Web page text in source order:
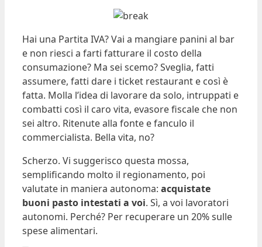
Hai una Partita IVA? Vai a mangiare panini al bar
e non riesci a farti fatturare il costo della
consumazione? Ma sei scemo? Sveglia, fatti
assumere, fatti dare i ticket restaurant e così è
fatta. Molla l’idea di lavorare da solo, intruppati e
combatti così il caro vita, evasore fiscale che non
sei altro. Ritenute alla fonte e fanculo il
commercialista. Bella vita, no?
Scherzo. Vi suggerisco questa mossa,
semplificando molto il regionamento, poi
valutate in maniera autonoma: acquistate
buoni pasto intestati a voi. Sì, a voi lavoratori
autonomi. Perché? Per recuperare un 20% sulle
spese alimentari.